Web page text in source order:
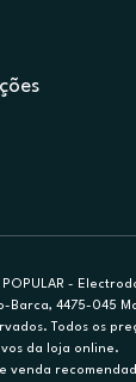
-
Barca, 4475-045
Todos os
da loja online.
venda